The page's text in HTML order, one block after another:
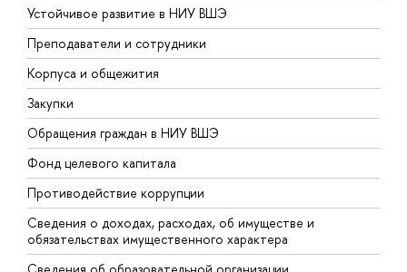
Устойчивое развитие в НИУ ВШЭ
Преподаватели и сотрудники
Корпуса и общежития
Закупки
Обращения граждан в НИУ ВШЭ
Фонд целевого капитала
Противодействие коррупции
Сведения о доходах, расходах, об имуществе и
обязательствах имущественного характера